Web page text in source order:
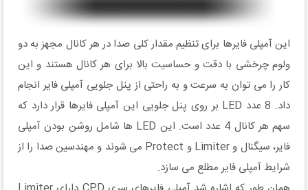
این آمپلی فایرها برای تنظیم مقدار کلی صدا در هر کانال مجهز به دو
ولوم چرخشی با دقت و حساسیت بالا برای هر کانال هستند و این
کار را می توان به سرعت و به راحتی از پنل جلویی آمپلی فایر انجام
داد. 8 عدد LED بر روی پنل جلویی این آمپلی فایرها قرار دارد که
سهم هر کانال 4 عدد است. این LED ها شامل روشن بودن آمپلی
فایر، سیگنال و Limiter و Protect می شوند و مهندسین صدا را از
شرایط آمپلی فایر مطلع می سازد.